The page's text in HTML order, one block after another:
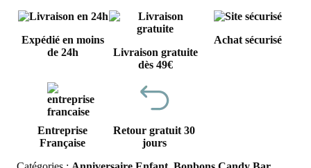
Expédié en moins
de 24h
Livraison gratuite
dès 49€
Achat sécurisé
Entreprise
Française
Retour gratuit 30
jours